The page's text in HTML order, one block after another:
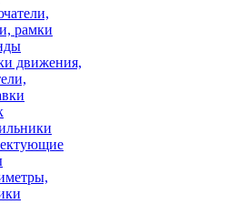
рамки
движения,